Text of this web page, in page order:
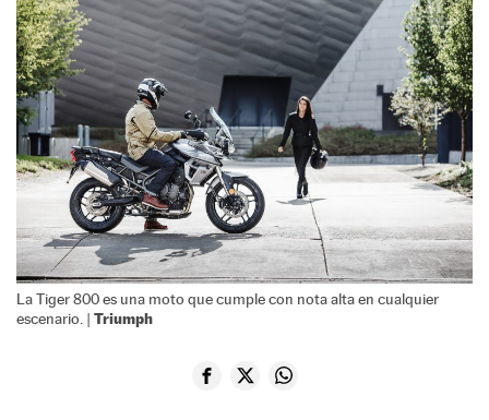
La Tiger 800 es una moto que cumple con nota alta en cualquier
escenario. | Triumph